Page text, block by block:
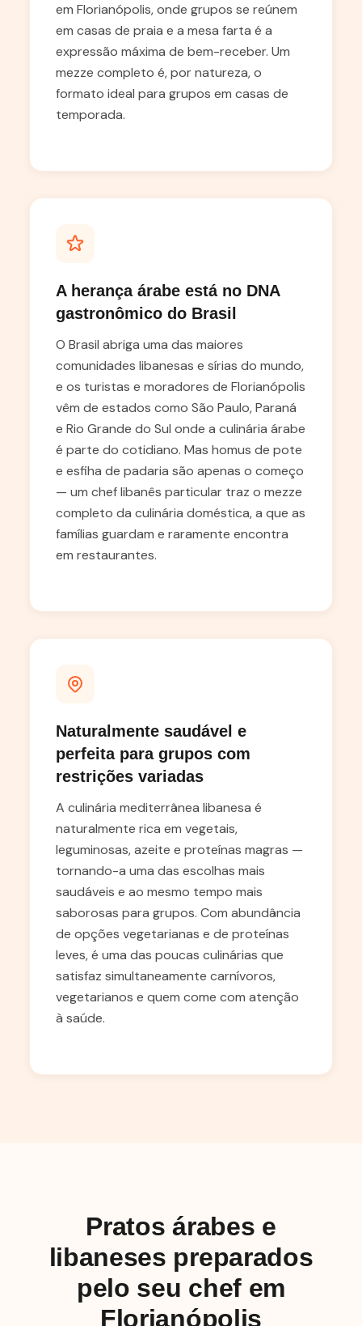
em Florianópolis, onde grupos se reúnem
em casas de praia e a mesa farta é a
expressão máxima de bem-receber. Um
mezze completo é, por natureza, o
formato ideal para grupos em casas de
temporada.
A herança árabe está no DNA
gastronômico do Brasil
O Brasil abriga uma das maiores
comunidades libanesas e sírias do mundo,
e os turistas e moradores de Florianópolis
vêm de estados como São Paulo, Paraná
e Rio Grande do Sul onde a culinária árabe
é parte do cotidiano. Mas homus de pote
e esfiha de padaria são apenas o começo
— um chef libanês particular traz o mezze
completo da culinária doméstica, a que as
famílias guardam e raramente encontra
em restaurantes.
Naturalmente saudável e
perfeita para grupos com
restrições variadas
A culinária mediterrânea libanesa é
naturalmente rica em vegetais,
leguminosas, azeite e proteínas magras —
tornando-a uma das escolhas mais
saudáveis e ao mesmo tempo mais
saborosas para grupos. Com abundância
de opções vegetarianas e de proteínas
leves, é uma das poucas culinárias que
satisfaz simultaneamente carnívoros,
vegetarianos e quem come com atenção
à saúde.
Pratos árabes e
libaneses preparados
pelo seu chef em
Florianópolis